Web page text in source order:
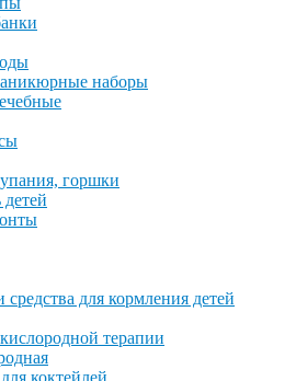
наборы
горшки
детей
средства для кормления детей
терапии
коктейлей